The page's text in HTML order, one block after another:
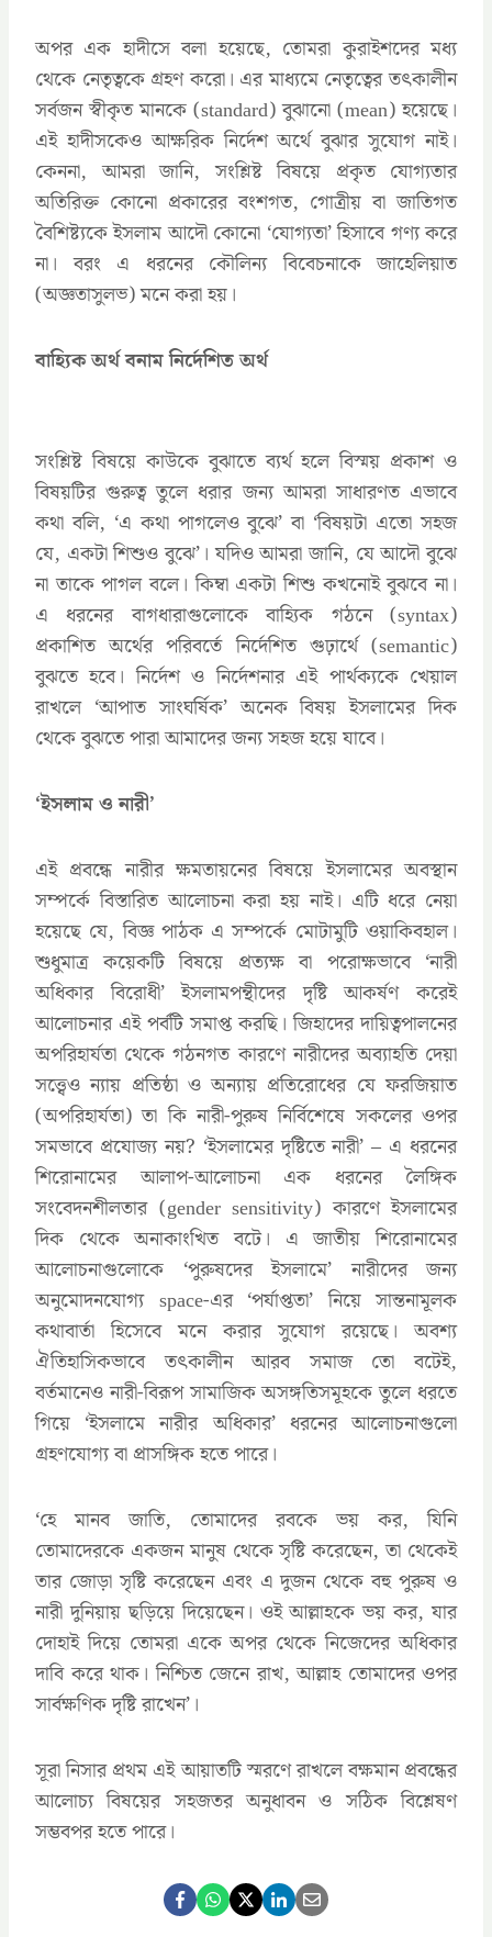
অপর এক হাদীসে বলা হয়েছে, তোমরা কুরাইশদের মধ্য
থেকে নেতৃত্বকে গ্রহণ করো। এর মাধ্যমে নেতৃত্বের তৎকালীন
সর্বজন স্বীকৃত মানকে (standard) বুঝানো (mean) হয়েছে।
এই হাদীসকেও আক্ষরিক নির্দেশ অর্থে বুঝার সুযোগ নাই।
কেননা, আমরা জানি, সংশ্লিষ্ট বিষয়ে প্রকৃত যোগ্যতার
অতিরিক্ত কোনো প্রকারের বংশগত, গোত্রীয় বা জাতিগত
বৈশিষ্ট্যকে ইসলাম আদৌ কোনো ‘যোগ্যতা’ হিসাবে গণ্য করে
না। বরং এ ধরনের কৌলিন্য বিবেচনাকে জাহেলিয়াত
(অজ্ঞতাসুলভ) মনে করা হয়।
বাহ্যিক অর্থ বনাম নির্দেশিত অর্থ
সংশ্লিষ্ট বিষয়ে কাউকে বুঝাতে ব্যর্থ হলে বিস্ময় প্রকাশ ও
বিষয়টির গুরুত্ব তুলে ধরার জন্য আমরা সাধারণত এভাবে
কথা বলি, ‘এ কথা পাগলেও বুঝে’ বা ‘বিষয়টা এতো সহজ
যে, একটা শিশুও বুঝে’। যদিও আমরা জানি, যে আদৌ বুঝে
না তাকে পাগল বলে। কিম্বা একটা শিশু কখনোই বুঝবে না।
এ ধরনের বাগধারাগুলোকে বাহ্যিক গঠনে (syntax)
প্রকাশিত অর্থের পরিবর্তে নির্দেশিত গুঢ়ার্থে (semantic)
বুঝতে হবে। নির্দেশ ও নির্দেশনার এই পার্থক্যকে খেয়াল
রাখলে ‘আপাত সাংঘর্ষিক’ অনেক বিষয় ইসলামের দিক
থেকে বুঝতে পারা আমাদের জন্য সহজ হয়ে যাবে।
‘ইসলাম ও নারী’
এই প্রবন্ধে নারীর ক্ষমতায়নের বিষয়ে ইসলামের অবস্থান
সম্পর্কে বিস্তারিত আলোচনা করা হয় নাই। এটি ধরে নেয়া
হয়েছে যে, বিজ্ঞ পাঠক এ সম্পর্কে মোটামুটি ওয়াকিবহাল।
শুধুমাত্র কয়েকটি বিষয়ে প্রত্যক্ষ বা পরোক্ষভাবে ‘নারী
অধিকার বিরোধী’ ইসলামপন্থীদের দৃষ্টি আকর্ষণ করেই
আলোচনার এই পর্বটি সমাপ্ত করছি। জিহাদের দায়িত্বপালনের
অপরিহার্যতা থেকে গঠনগত কারণে নারীদের অব্যাহতি দেয়া
সত্ত্বেও ন্যায় প্রতিষ্ঠা ও অন্যায় প্রতিরোধের যে ফরজিয়াত
(অপরিহার্যতা) তা কি নারী-পুরুষ নির্বিশেষে সকলের ওপর
সমভাবে প্রযোজ্য নয়? ‘ইসলামের দৃষ্টিতে নারী’ – এ ধরনের
শিরোনামের আলাপ-আলোচনা এক ধরনের লৈঙ্গিক
সংবেদনশীলতার (gender sensitivity) কারণে ইসলামের
দিক থেকে অনাকাংখিত বটে। এ জাতীয় শিরোনামের
আলোচনাগুলোকে ‘পুরুষদের ইসলামে’ নারীদের জন্য
অনুমোদনযোগ্য space-এর ‘পর্যাপ্ততা’ নিয়ে সান্তনামূলক
কথাবার্তা হিসেবে মনে করার সুযোগ রয়েছে। অবশ্য
ঐতিহাসিকভাবে তৎকালীন আরব সমাজ তো বটেই,
বর্তমানেও নারী-বিরূপ সামাজিক অসঙ্গতিসমূহকে তুলে ধরতে
গিয়ে ‘ইসলামে নারীর অধিকার’ ধরনের আলোচনাগুলো
গ্রহণযোগ্য বা প্রাসঙ্গিক হতে পারে।
‘হে মানব জাতি, তোমাদের রবকে ভয় কর, যিনি
তোমাদেরকে একজন মানুষ থেকে সৃষ্টি করেছেন, তা থেকেই
তার জোড়া সৃষ্টি করেছেন এবং এ দুজন থেকে বহু পুরুষ ও
নারী দুনিয়ায় ছড়িয়ে দিয়েছেন। ওই আল্লাহকে ভয় কর, যার
দোহাই দিয়ে তোমরা একে অপর থেকে নিজেদের অধিকার
দাবি করে থাক। নিশ্চিত জেনে রাখ, আল্লাহ তোমাদের ওপর
সার্বক্ষণিক দৃষ্টি রাখেন’।
সূরা নিসার প্রথম এই আয়াতটি স্মরণে রাখলে বক্ষমান প্রবন্ধের
আলোচ্য বিষয়ের সহজতর অনুধাবন ও সঠিক বিশ্লেষণ
সম্ভবপর হতে পারে।